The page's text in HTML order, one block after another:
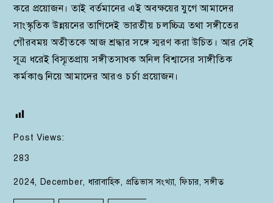
করে প্রয়োজন। তাই বর্তমানের এই অবক্ষয়ের যুগে আমাদের
সাংস্কৃতিক উন্নয়নের তাগিদেই ভারতীয় চলচ্চিত্র তথা সঙ্গীতের
গৌরবময় অতীতকে আজ শ্রদ্ধার সঙ্গে স্মরণ করা উচিত। আর সেই
সূত্র ধরেই বিস্মৃতপ্রায় সঙ্গীতসাধক অনিল বিশ্বাসের সাঙ্গীতিক
কর্মকাণ্ড নিয়ে আমাদের আরও চর্চা প্রয়োজন।
Post Views:
283
2024, December, ধারাবাহিক, প্রতিভাস সংখ্যা,ফিচার,সঙ্গীত